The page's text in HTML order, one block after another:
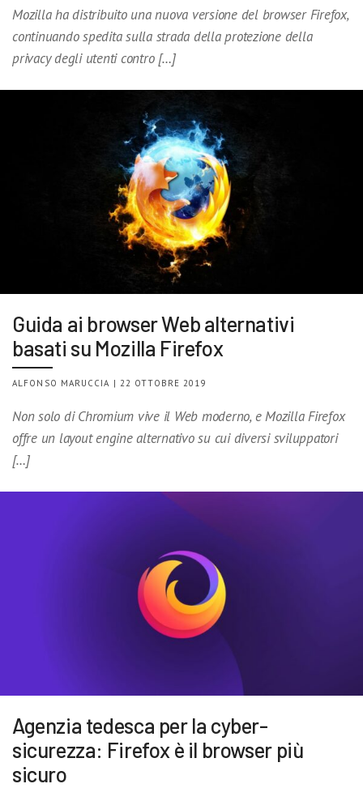
Mozilla ha distribuito una nuova versione del browser Firefox,
continuando spedita sulla strada della protezione della
privacy degli utenti contro […]
Guida ai browser Web alternativi
basati su Mozilla Firefox
ALFONSO MARUCCIA | 22 OTTOBRE 2019
Non solo di Chromium vive il Web moderno, e Mozilla Firefox
offre un layout engine alternativo su cui diversi sviluppatori
[…]
Agenzia tedesca per la cyber-
sicurezza: Firefox è il browser più
sicuro